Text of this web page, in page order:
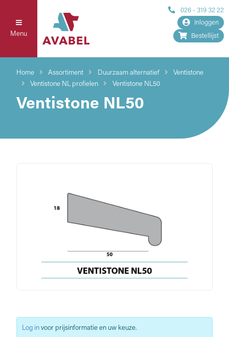
Menu
026 - 319 32 22
Inloggen
Bestellijst
Home Assortiment Duurzaam alternatief
Ventistone
Ventistone NL profielen
Ventistone NL50
Ventistone NL50
Log in voor prijsinformatie en uw keuze.